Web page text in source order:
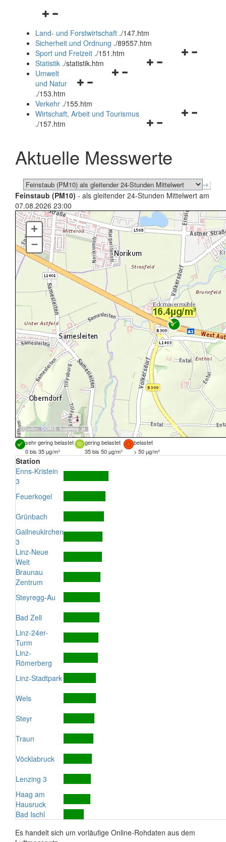
Navigationsmenü
und
schließen
Land- und Forstwirtschaft ./147.htm
Sicherheit und Ordnung ./89557.htm
Navigationsmenü
Sport und Freizeit ./151.htm
Navigationsmenü
Statistik ./statistik.htm
Navigationsmenü
und
schließen
Umwelt
und Natur
./153.htm
Verkehr ./155.htm
Navigationsmenü
schließen
Wirtschaft, Arbeit und Tourismus
./157.htm
Aktuelle Messwerte
Feinstaub (PM10) - als gleitender 24-Stunden Mittelwert am
07.08.2026 23:00
Quellen: DORIS, basemap.at
+
–
sehr gering belastet gering belastet
belastet
0 bis 35 µg/m³
35 bis 50 µg/m³ > 50 µg/m³
Station
Enns-Kristein
3
Feuerkogel
Grünbach
Gallneukirchen
3
Linz-Neue
Welt
Braunau
Zentrum
Steyregg-Au
Bad Zell
Linz-24er-
Turm
Linz-
Römerberg
Linz-Stadtpark
Wels
Steyr
Traun
Vöcklabruck
Lenzing 3
Haag am
Hausruck
Bad Ischl
Es handelt sich um vorläufige Online-Rohdaten aus dem